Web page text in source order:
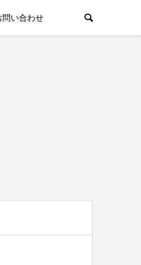
問い合わせ